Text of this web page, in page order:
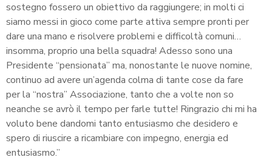
sostegno fossero un obiettivo da raggiungere; in molti ci
siamo messi in gioco come parte attiva sempre pronti per
dare una mano e risolvere problemi e difficoltà comuni…
insomma, proprio una bella squadra! Adesso sono una
Presidente “pensionata” ma, nonostante le nuove nomine,
continuo ad avere un’agenda colma di tante cose da fare
per la “nostra” Associazione, tanto che a volte non so
neanche se avrò il tempo per farle tutte! Ringrazio chi mi ha
voluto bene dandomi tanto entusiasmo che desidero e
spero di riuscire a ricambiare con impegno, energia ed
entusiasmo.”